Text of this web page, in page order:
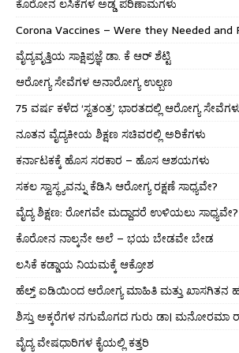
ಕೊರೋನ ಲಸಿಕೆಗಳ ಅಡ್ಡ ಪರಿಣಾಮಗಳು
Corona Vaccines – Were they Needed and
ವೈದ್ಯವೃತ್ತಿಯ ಸಾಕ್ಷಿಪ್ರಜ್ಞೆ ಡಾ. ಕೆ ಆರ್ ಶೆಟ್ಟಿ
ಆರೋಗ್ಯ ಸೇವೆಗಳ ಅನಾರೋಗ್ಯ ಉಲ್ಬಣ
75 ವರ್ಷ ಕಳೆದ ‘ಸ್ವತಂತ್ರ’ ಭಾರತದಲ್ಲಿ ಆರೋಗ್ಯ
ನೂತನ ವೈದ್ಯಕೀಯ ಶಿಕ್ಷಣ ಸಚಿವರಲ್ಲಿ ಅರಿಕೆಗಳು
ಕರ್ನಾಟಕಕ್ಕೆ ಹೊಸ ಸರಕಾರ – ಹೊಸ ಆಶಯಗಳು
ಸಕಲ ಸ್ವಾಸ್ಥ್ಯವನ್ನು ಕೆಡಿಸಿ ಆರೋಗ್ಯ ರಕ್ಷಣೆ ಸಾಧ್ಯವೇ?
ವೈದ್ಯ ಶಿಕ್ಷಣ: ರೋಗವೇ ಮದ್ದಾದರೆ ಉಳಿಯಲು ಸಾಧ್ಯವೇ?
ಕೊರೋನ ನಾಲ್ಕನೇ ಅಲೆ – ಭಯ ಬೇಡವೇ ಬೇಡ
ಲಸಿಕೆ ಕಡ್ಡಾಯ ನಿಯಮಕ್ಕೆ ಆಕ್ರೋಶ
ಹೆಲ್ತ್ ಐಡಿಯಿಂದ ಆರೋಗ್ಯ ಮಾಹಿತಿ ಮತ್ತು ಖಾಸಗಿತನ
ಶಿಸ್ತು ಅಕ್ಕರೆಗಳ ನಗುಮೊಗದ ಗುರು ಡಾ। ಮನೋರಮಾ
ವೈದ್ಯ ವೇಷಧಾರಿಗಳ ಕೈಯಲ್ಲಿ ಕತ್ತರಿ